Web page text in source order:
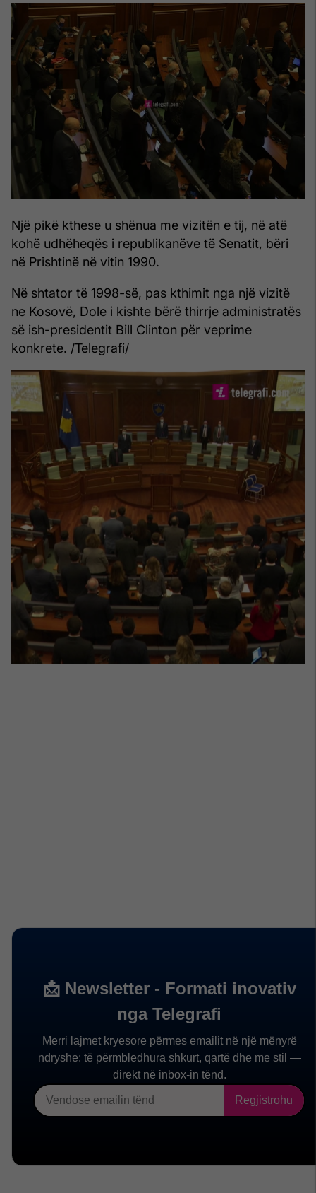
Një pikë kthese u shënua me vizitën e tij, në atë
kohë udhëheqës i republikanëve të Senatit, bëri
në Prishtinë në vitin 1990.
Në shtator të 1998-së, pas kthimit nga një vizitë
ne Kosovë, Dole i kishte bërë thirrje administratës
së ish-presidentit Bill Clinton për veprime
konkrete. /Telegrafi/